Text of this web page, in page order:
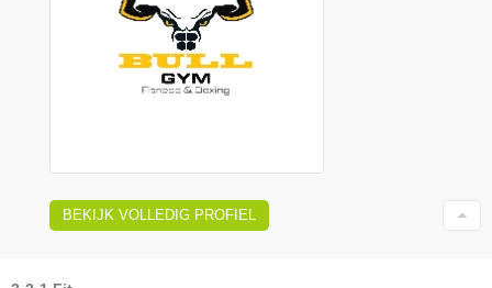
BEKIJK VOLLEDIG PROFIEL